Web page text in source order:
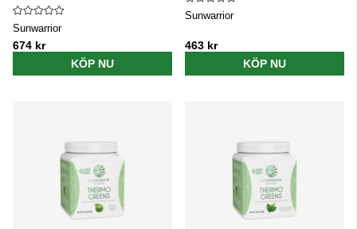
Sunwarrior
674 kr
KÖP NU
Sunwarrior
463 kr
KÖP NU